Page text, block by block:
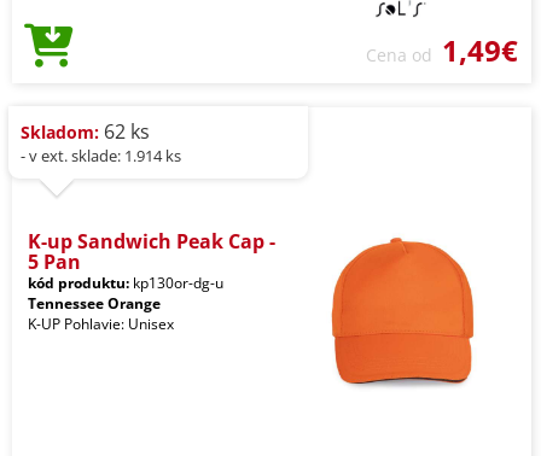
Cena od 1,49€
Skladom: 62 ks
- v ext. sklade: 1.914 ks
K-up Sandwich Peak Cap -
5 Pan
kód produktu: kp130or-dg-u
Tennessee Orange
K-UP Pohlavie: Unisex